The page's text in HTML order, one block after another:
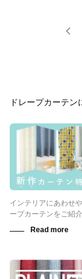
ドレープカーテン
インテリアにあわせ
ープカーテンをご紹